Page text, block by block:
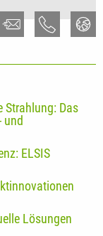
Strahlung: Das
und
ELSIS
Lösungen